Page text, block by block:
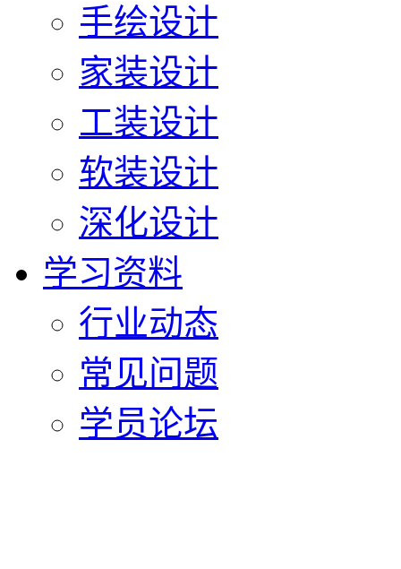
手绘设计
家装设计
工装设计
软装设计
深化设计
学习资料
行业动态
常见问题
学员论坛